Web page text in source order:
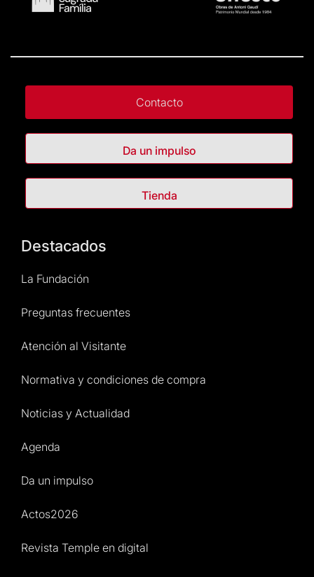
Contacto
Da un impulso
Tienda
Destacados
La Fundación
Preguntas frecuentes
Atención al Visitante
Normativa y condiciones de compra
Noticias y Actualidad
Agenda
Da un impulso
Actos2026
Revista Temple en digital